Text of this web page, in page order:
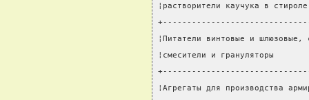
¦растворители каучука в
¦Питатели винтовые и
¦смесители и
¦Агрегаты для